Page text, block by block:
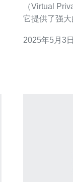
（Virtual
它提供了强
件设备和优化
2025年5月3日